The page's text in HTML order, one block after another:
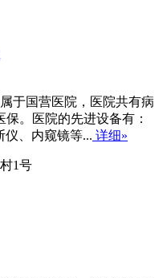
于国营医院，医院共有病
。医院的先进设备有：
仪、内窥镜等... 详细»
1号